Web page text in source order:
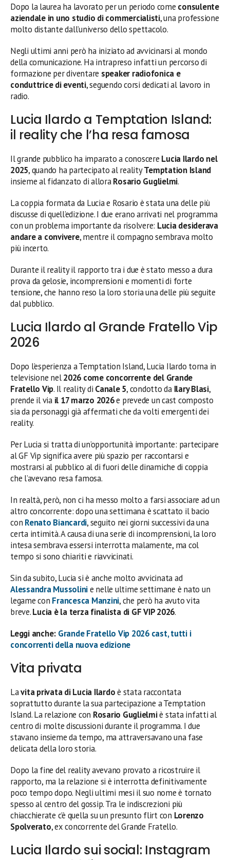
Dopo la laurea ha lavorato per un periodo come consulente
aziendale in uno studio di commercialisti, una professione
molto distante dall’universo dello spettacolo.
Negli ultimi anni però ha iniziato ad avvicinarsi al mondo
della comunicazione. Ha intrapreso infatti un percorso di
formazione per diventare speaker radiofonica e
conduttrice di eventi, seguendo corsi dedicati al lavoro in
radio.
Lucia Ilardo a Temptation Island:
il reality che l’ha resa famosa
Il grande pubblico ha imparato a conoscere Lucia Ilardo nel
2025, quando ha partecipato al realityTemptation Island
insieme al fidanzato di alloraRosario Guglielmi.
La coppia formata da Lucia e Rosario è stata una delle più
discusse di quell’edizione. I due erano arrivati nel programma
con un problema importante da risolvere: Lucia desiderava
andare a convivere, mentre il compagno sembrava molto
più incerto.
Durante il reality il rapporto tra i due è stato messo a dura
prova da gelosie, incomprensioni e momenti di forte
tensione, che hanno reso la loro storia una delle più seguite
dal pubblico.
Lucia Ilardo al Grande Fratello Vip
2026
Dopo l’esperienza a Temptation Island, Lucia Ilardo torna in
televisione nel2026 come concorrente del Grande
Fratello Vip. Il reality di Canale 5, condotto da Ilary Blasi,
prende il via il 17 marzo 2026e prevede un cast composto
sia da personaggi già affermati che da volti emergenti dei
reality.
Per Lucia si tratta di un’opportunità importante: partecipare
al GF Vip significa avere più spazio per raccontarsi e
mostrarsi al pubblico al di fuori delle dinamiche di coppia
che l’avevano resa famosa.
In realtà, però, non ci ha messo molto a farsi associare ad un
altro concorrente: dopo una settimana è scattato il bacio
con Renato Biancardi, seguito nei giorni successivi da una
certa intimità. A causa di una serie di incomprensioni, la loro
intesa sembrava essersi interrotta malamente, ma col
tempo si sono chiariti e riavvicinati.
Sin da subito, Lucia si è anche molto avvicinata ad
Alessandra Mussolinie nelle ultime settimane è nato un
legame con Francesca Manzini, che però ha avuto vita
breve.Lucia è la terza finalista di GF VIP 2026.
Leggi anche: Grande Fratello Vip 2026 cast, tutti i
concorrenti della nuova edizione
Vita privata
Lavita privata di Lucia Ilardoè stata raccontata
soprattutto durante la sua partecipazione a Temptation
Island. La relazione con Rosario Guglielmiè stata infatti al
centro di molte discussioni durante il programma. I due
stavano insieme da tempo, ma attraversavano una fase
delicata della loro storia.
Dopo la fine del reality avevano provato a ricostruire il
rapporto, ma la relazione si è interrotta definitivamente
poco tempo dopo. Negli ultimi mesi il suo nome è tornato
spesso al centro del gossip. Tra le indiscrezioni più
chiacchierate c’è quella su un presunto flirt con Lorenzo
Spolverato, ex concorrente del Grande Fratello.
Lucia Ilardo sui social: Instagram